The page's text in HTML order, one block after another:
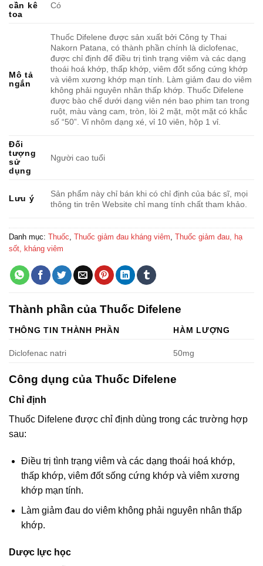
cần kê
toa
Có
Mô tả
ngắn
Thuốc Difelene được sản xuất bởi Công ty Thai
Nakorn Patana, có thành phần chính là diclofenac,
được chỉ định để điều trị tình trạng viêm và các dạng
thoái hoá khớp, thấp khớp, viêm đốt sống cứng khớp
và viêm xương khớp mạn tính. Làm giảm đau do viêm
không phải nguyên nhân thấp khớp. Thuốc Difelene
được bào chế dưới dạng viên nén bao phim tan trong
ruột, màu vàng cam, tròn, lòi 2 mặt, một mặt có khắc
số “50”. Vỉ nhôm dạng xé, vỉ 10 viên, hộp 1 vỉ.
Đối
tượng
sử
dụng
Người cao tuổi
Lưu ý
Sản phẩm này chỉ bán khi có chỉ định của bác sĩ, mọi
thông tin trên Website chỉ mang tính chất tham khảo.
Danh mục: Thuốc Thuốc giảm đau kháng viêm Thuốc giảm đau, hạ
sốt, kháng viêm
Thành phần của Thuốc Difelene
THÔNG TIN THÀNH PHẦN HÀM LƯỢNG
Diclofenac natri 50mg
Công dụng của Thuốc Difelene
Chỉ định
Thuốc Difelene được chỉ định dùng trong các trường hợp
sau:
Điều trị tình trạng viêm và các dạng thoái hoá khớp,
thấp khớp, viêm đốt sống cứng khớp và viêm xương
khớp mạn tính.
Làm giảm đau do viêm không phải nguyên nhân thấp
khớp.
Dược lực học